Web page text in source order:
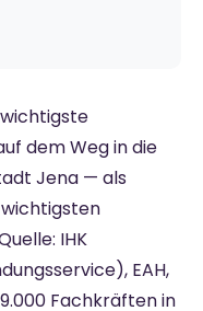
dem Weg in die
Jena — als
IHK
EAH,
Fachkräften in